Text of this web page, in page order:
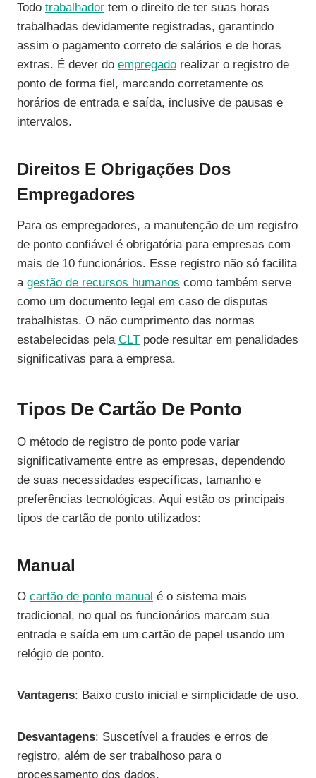
Todo trabalhador tem o direito de ter suas horas
trabalhadas devidamente registradas, garantindo
assim o pagamento correto de salários e de horas
extras. É dever do empregado realizar o registro de
ponto de forma fiel, marcando corretamente os
horários de entrada e saída, inclusive de pausas e
intervalos.
Direitos E Obrigações Dos
Empregadores
Para os empregadores, a manutenção de um registro
de ponto confiável é obrigatória para empresas com
mais de 10 funcionários. Esse registro não só facilita
a gestão de recursos humanos como também serve
como um documento legal em caso de disputas
trabalhistas. O não cumprimento das normas
estabelecidas pela CLT pode resultar em penalidades
significativas para a empresa.
Tipos De Cartão De Ponto
O método de registro de ponto pode variar
significativamente entre as empresas, dependendo
de suas necessidades específicas, tamanho e
preferências tecnológicas. Aqui estão os principais
tipos de cartão de ponto utilizados:
Manual
O cartão de ponto manual é o sistema mais
tradicional, no qual os funcionários marcam sua
entrada e saída em um cartão de papel usando um
relógio de ponto.
Vantagens: Baixo custo inicial e simplicidade de uso.
Desvantagens: Suscetível a fraudes e erros de
registro, além de ser trabalhoso para o
processamento dos dados.